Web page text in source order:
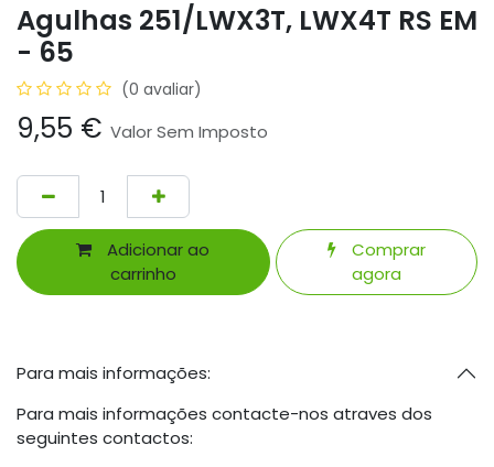
Agulhas 251/LWX3T, LWX4T RS EM
- 65
(0 avaliar)
9,55 € Valor Sem Imposto
Adicionar ao
carrinho
Comprar
agora
Para mais informações:
Para mais informações contacte-nos atraves dos
seguintes contactos: